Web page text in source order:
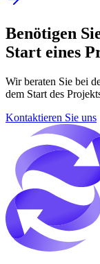
Benötigen
Start eines
Wir beraten Sie bei
dem Start des
Kontaktieren Sie uns